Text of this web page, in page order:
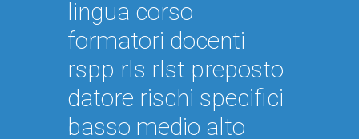
lingua corso
formatori docenti
rspp rls rlst preposto
datore rischi specifici
basso medio alto